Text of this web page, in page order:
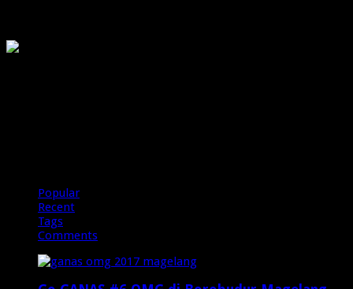
Popular
Recent
Tags
Comments